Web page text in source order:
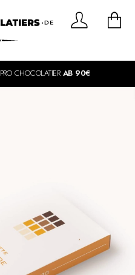
CHOCOLATIER AB 90€